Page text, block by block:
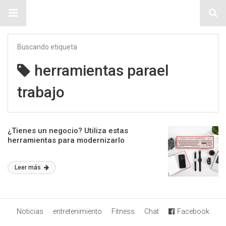
Buscando etiqueta
herramientas parael
trabajo
¿Tienes un negocio? Utiliza estas
herramientas para modernizarlo
Leer más
Noticias entretenimiento Fitness Chat Facebook